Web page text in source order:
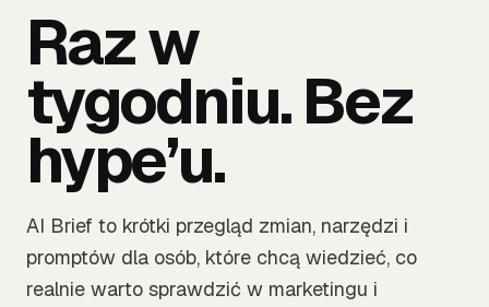
Raz w
tygodniu. Bez
hype’u.
AI Brief to krótki przegląd zmian, narzędzi i
promptów dla osób, które chcą wiedzieć, co
realnie warto sprawdzić w marketingu i